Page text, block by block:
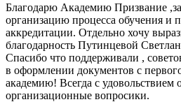
Благодарю Академию Призвание
организацию процесса обучения и
аккредитации. Отдельно хочу
благодарность Путинцевой
Спасибо что поддерживали ,
в оформлении документов с
академию! Всегда с удовольствием
организационные вопросики.